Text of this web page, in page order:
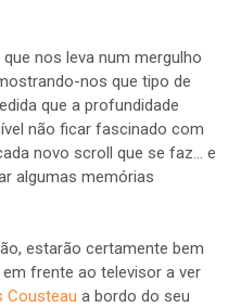
nos leva num mergulho
nos que tipo de
que a profundidade
não ficar fascinado com
novo scroll que se faz... e
algumas memórias
estarão certamente bem
frente ao televisor a ver
Cousteau a bordo do seu